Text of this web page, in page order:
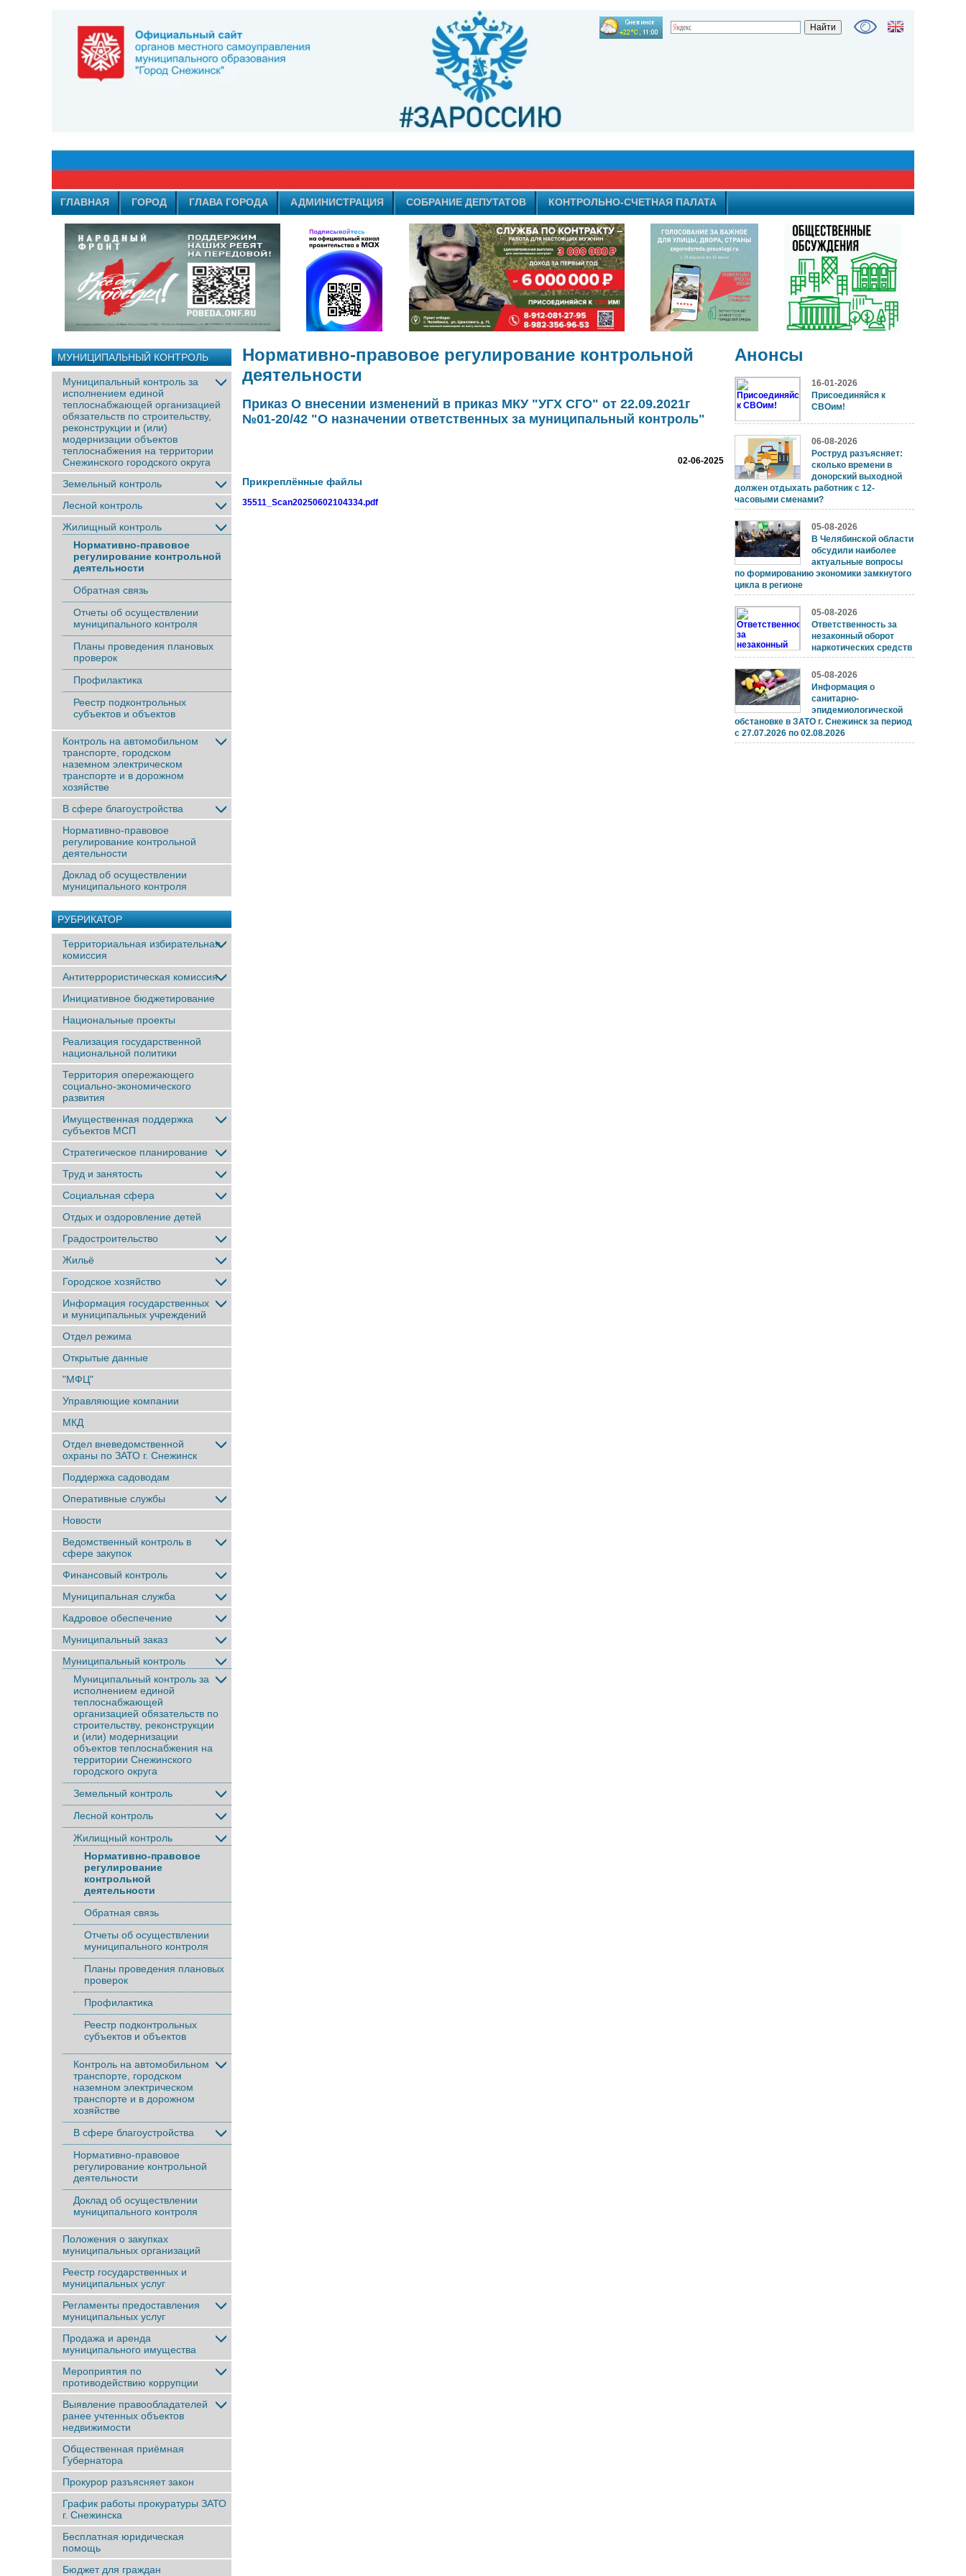
ГЛАВНАЯ ГОРОД ГЛАВА ГОРОДА АДМИНИСТРАЦИЯ СОБРАНИЕ ДЕПУТАТОВ КОНТРОЛЬНО-СЧЕТНАЯ ПАЛАТА
МУНИЦИПАЛЬНЫЙ КОНТРОЛЬ
Муниципальный контроль за
исполнением единой
теплоснабжающей организацией
обязательств по строительству,
реконструкции и (или)
модернизации объектов
теплоснабжения на территории
Снежинского городского округа
Земельный контроль
Лесной контроль
Жилищный контроль
Нормативно-правовое
регулирование контрольной
деятельности
Обратная связь
Отчеты об осуществлении
муниципального контроля
Планы проведения плановых
проверок
Профилактика
Реестр подконтрольных
субъектов и объектов
Контроль на автомобильном
транспорте, городском
наземном электрическом
транспорте и в дорожном
хозяйстве
В сфере благоустройства
Нормативно-правовое
регулирование контрольной
деятельности
Доклад об осуществлении
муниципального контроля
РУБРИКАТОР
Территориальная избирательная
комиссия
Антитеррористическая комиссия
Инициативное бюджетирование
Национальные проекты
Реализация государственной
национальной политики
Территория опережающего
социально-экономического
развития
Имущественная поддержка
субъектов МСП
Стратегическое планирование
Труд и занятость
Социальная сфера
Отдых и оздоровление детей
Градостроительство
Жильё
Городское хозяйство
Информация государственных
и муниципальных учреждений
Отдел режима
Открытые данные
"МФЦ"
Управляющие компании
МКД
Отдел вневедомственной
охраны по ЗАТО г. Снежинск
Поддержка садоводам
Оперативные службы
Новости
Ведомственный контроль в
сфере закупок
Финансовый контроль
Муниципальная служба
Кадровое обеспечение
Муниципальный заказ
Муниципальный контроль
Муниципальный контроль за
исполнением единой
теплоснабжающей
организацией обязательств по
строительству, реконструкции
и (или) модернизации
объектов теплоснабжения на
территории Снежинского
городского округа
Земельный контроль
Лесной контроль
Жилищный контроль
Нормативно-правовое
регулирование
контрольной
деятельности
Обратная связь
Отчеты об осуществлении
муниципального контроля
Планы проведения плановых
проверок
Профилактика
Реестр подконтрольных
субъектов и объектов
Контроль на автомобильном
транспорте, городском
наземном электрическом
транспорте и в дорожном
хозяйстве
В сфере благоустройства
Нормативно-правовое
регулирование контрольной
деятельности
Доклад об осуществлении
муниципального контроля
Положения о закупках
муниципальных организаций
Реестр государственных и
муниципальных услуг
Регламенты предоставления
муниципальных услуг
Продажа и аренда
муниципального имущества
Мероприятия по
противодействию коррупции
Выявление правообладателей
ранее учтенныx объектов
недвижимости
Общественная приёмная
Губернатора
Прокурор разъясняет закон
График работы прокуратуры ЗАТО
г. Снежинска
Бесплатная юридическая
помощь
Бюджет для граждан
Нормативно-правовое регулирование контрольной
деятельности
Приказ О внесении изменений в приказ МКУ "УГХ СГО" от 22.09.2021г
№01-20/42 "О назначении ответственных за муниципальный контроль"
02-06-2025
Прикреплённые файлы
35511_Scan20250602104334.pdf
Анонсы
16-01-2026
Присоединяйся к
СВОим!
06-08-2026
Роструд разъясняет:
сколько времени в
донорский выходной
должен отдыхать работник с 12-
часовыми сменами?
05-08-2026
В Челябинской области
обсудили наиболее
актуальные вопросы
по формированию экономики замкнутого
цикла в регионе
05-08-2026
Ответственность за
незаконный оборот
наркотических средств
05-08-2026
Информация о
санитарно-
эпидемиологической
обстановке в ЗАТО г. Снежинск за период
с 27.07.2026 по 02.08.2026